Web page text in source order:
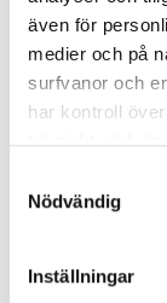
även för
medier och på
surfvanor och
har kontroll
tekniskt
länder utanför
att godkänna
Nödvändig
Inställningar